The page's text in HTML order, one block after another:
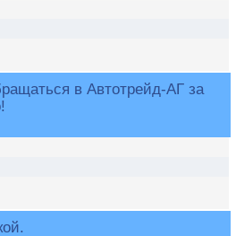
в Автотрейд-АГ за